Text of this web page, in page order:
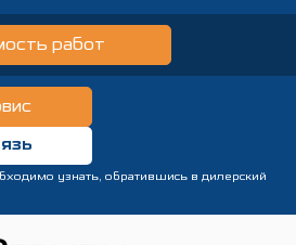
60
работ
узнать, обратившись в дилерский